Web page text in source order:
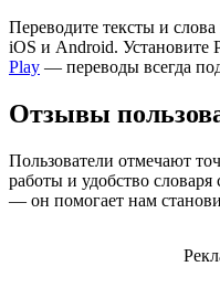
Переводите тексты и слова
iOS и Android. Установите
Play — переводы всегда
Отзывы
Пользователи отмечают
работы и удобство
— он помогает нам